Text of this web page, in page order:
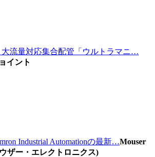
流量対応集合配管「ウルトラマニ…
イント
Industrial Automationの最新…Mouser
ザー・エレクトロニクス)